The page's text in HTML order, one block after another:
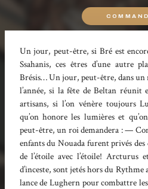
Un jour, peut-être, si Bré est
Ssahanis, ces êtres d’une autre
Brésis… Un jour, peut-être, dans un
l’année, si la fête de Beltan
artisans, si l’on vénère toujours
qu’on honore les lumières et
peut-être, un roi demandera : —
enfants du Nouada furent privés
de l’étoile avec l’étoile! Arcturus
d’inceste, sont jetés hors du
lance de Lughern pour combattre